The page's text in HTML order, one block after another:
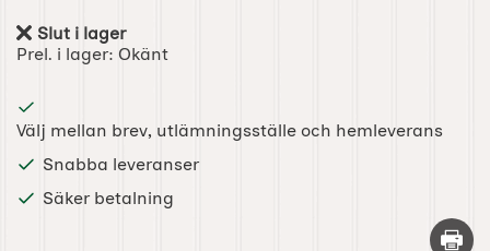
Tillgänglighet:
Slut i lager
Prel. i lager: Okänt
Välj mellan brev, utlämningsställe och hemleverans
Snabba leveranser
Säker betalning
Skriv